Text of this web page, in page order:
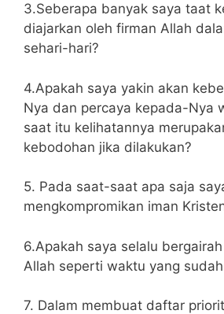
3.Seberapa banyak saya taat
diajarkan oleh firman Allah
sehari-hari?
4.Apakah saya yakin akan
Nya dan percaya kepada-Nya
saat itu kelihatannya
kebodohan jika dilakukan?
5. Pada saat-saat apa saja
mengkompromikan iman
6.Apakah saya selalu
Allah seperti waktu yang
7. Dalam membuat daftar